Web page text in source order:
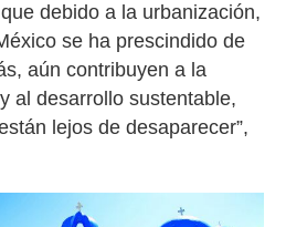
debido a la urbanización,
se ha prescindido de
aún contribuyen a la
al desarrollo sustentable,
lejos de desaparecer”,